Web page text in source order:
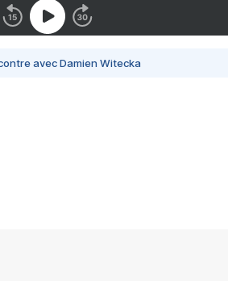
avec Damien Witecka